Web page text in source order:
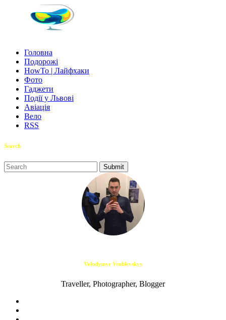
Головна
Подорожі
HowTo | Лайфхаки
Фото
Гаджети
Події у Львові
Авіація
Вело
RSS
Search
Volodymyr Vrublevskyy
Traveller, Photographer, Blogger